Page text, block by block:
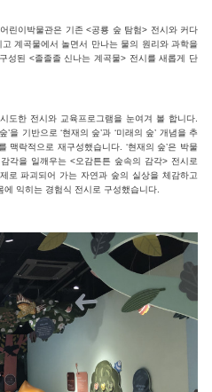
린이박물관은 기존 <공룡 숲 탐험> 전시와 커다
계곡물에서 놀면서 만나는 물의 원리와 과학을
성된 <졸졸졸 신나는 계곡물> 전시를 새롭게 단
도한 전시와 교육프로그램을 눈여겨 볼 합니다.
을 기반으로 ‘현재의 숲’과 ‘미래의 숲’ 개념을 추
맥락적으로 재구성했습니다. ‘현재의 숲’은 박물
각을 일깨우는 <오감튼튼 숲속의 감각> 전시로
로 파괴되어 가는 자연과 숲의 실상을 체감하고
익히는 경험식 전시로 구성했습니다.